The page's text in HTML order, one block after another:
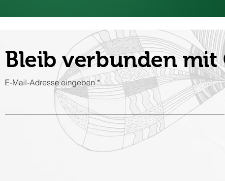
Bleib verbunden mit
E-Mail-Adresse eingeben